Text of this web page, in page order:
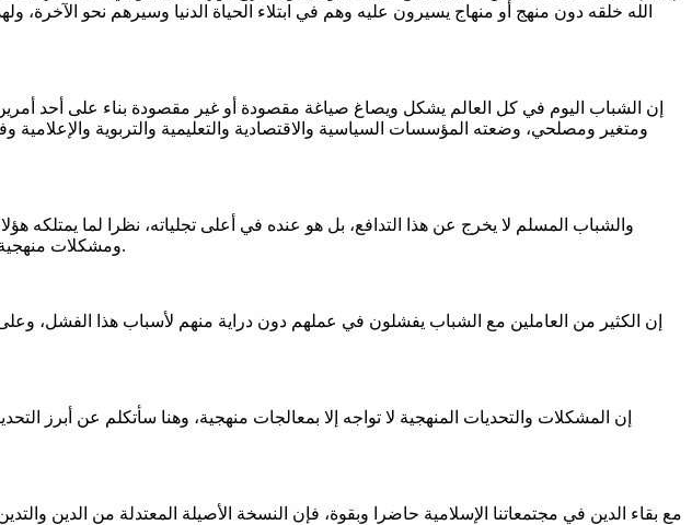
الله خلقه دون منهج أو منهاج يسيرون عليه وهم في ابتلاء الحياة الدنيا وسيرهم نحو
إن الشباب اليوم في كل العالم يشكل ويصاغ صياغة مقصودة أو غير مقصودة بناء على أحد
ومتغير ومصلحي، وضعته المؤسسات السياسية والاقتصادية والتعليمية والتربوية والإعلامية
والشباب المسلم لا يخرج عن هذا التدافع، بل هو عنده في أعلى تجلياته، نظرا لما يمتلكه
ومشكلات منهجية أعتبرها هي الأخطر عليه بلا منازع، وأن ما عداها ما هي إلا توابع وتفصيلات وتفريعات لتحديات ومشكلات المنهج.
إن الكثير من العاملين مع الشباب يفشلون في عملهم دون دراية منهم لأسباب هذا الفشل،
إن المشكلات والتحديات المنهجية لا تواجه إلا بمعالجات منهجية، وهنا سأتكلم عن أبرز
مع بقاء الدين في مجتمعاتنا الإسلامية حاضرا وبقوة، فإن النسخة الأصيلة المعتدلة من الدين